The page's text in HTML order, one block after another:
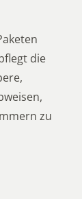
die
zu